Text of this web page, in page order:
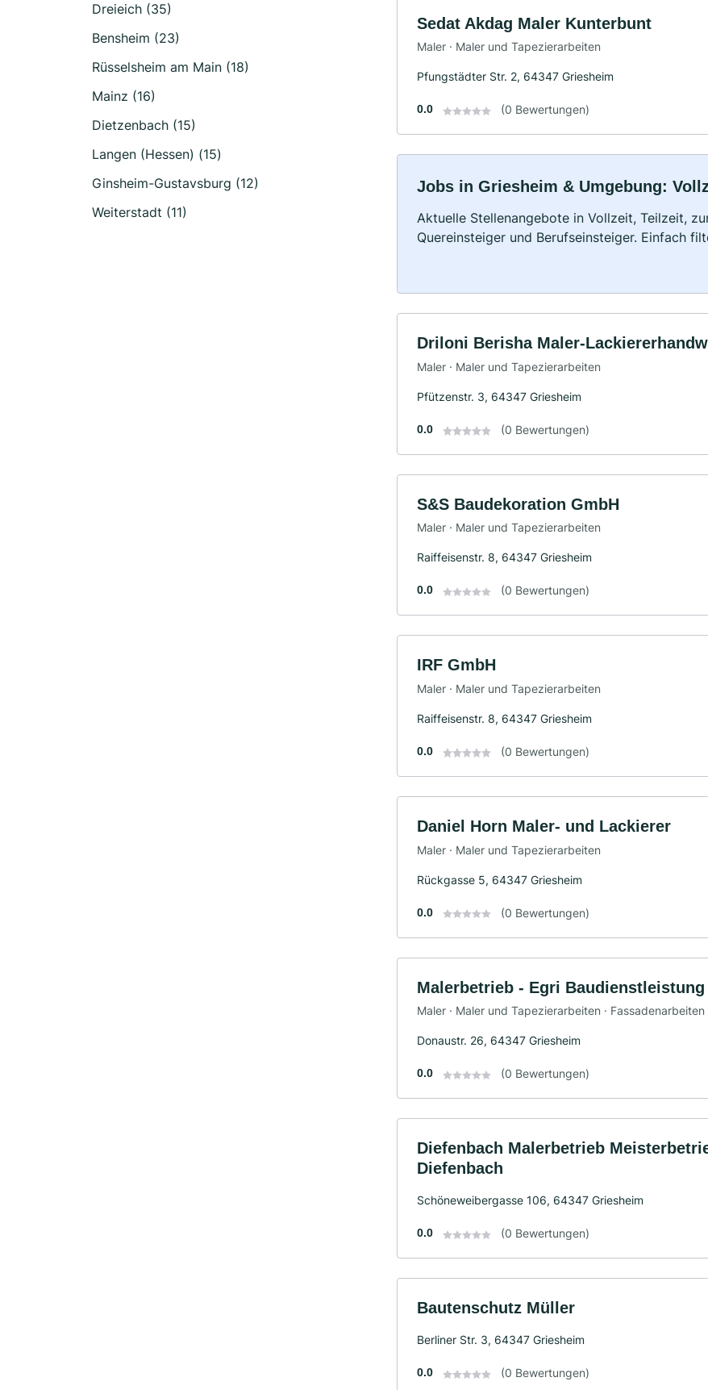
Dreieich (35)
Bensheim (23)
Rüsselsheim am Main (18)
Mainz (16)
Dietzenbach (15)
Langen (Hessen) (15)
Ginsheim-Gustavsburg (12)
Weiterstadt (11)
Sedat Akdag Maler Kunterbunt
Maler · Maler und Tapezierarbeiten
Pfungstädter Str. 2, 64347 Griesheim
0.0 (0 Bewertungen)
Jobs in Griesheim & Umgebung:
Aktuelle Stellenangebote in Vollzeit, Teilzeit,
Quereinsteiger und Berufseinsteiger. Einfach
Driloni Berisha Maler-
Maler · Maler und Tapezierarbeiten
Pfützenstr. 3, 64347 Griesheim
0.0 (0 Bewertungen)
S&S Baudekoration GmbH
Maler · Maler und Tapezierarbeiten
Raiffeisenstr. 8, 64347 Griesheim
0.0 (0 Bewertungen)
IRF GmbH
Maler · Maler und Tapezierarbeiten
Raiffeisenstr. 8, 64347 Griesheim
0.0 (0 Bewertungen)
Daniel Horn Maler- und Lackierer
Maler · Maler und Tapezierarbeiten
Rückgasse 5, 64347 Griesheim
0.0 (0 Bewertungen)
Malerbetrieb - Egri Baudienstleistung
Maler · Maler und Tapezierarbeiten · Fassadenarbeiten
Donaustr. 26, 64347 Griesheim
0.0 (0 Bewertungen)
Diefenbach Malerbetrieb
Diefenbach
Schöneweibergasse 106, 64347 Griesheim
0.0 (0 Bewertungen)
Bautenschutz Müller
Berliner Str. 3, 64347 Griesheim
0.0 (0 Bewertungen)